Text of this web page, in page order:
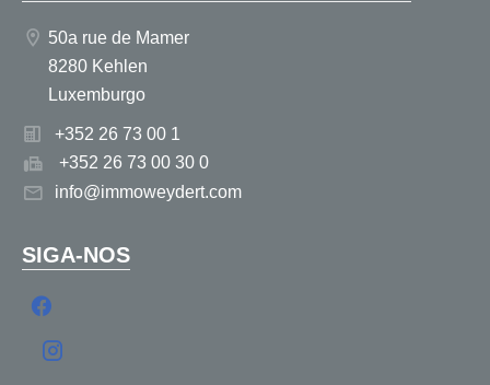
50a rue de Mamer
8280 Kehlen
Luxemburgo
+352 26 73 00 1
+352 26 73 00 30 0
info@immoweydert.com
SIGA-NOS